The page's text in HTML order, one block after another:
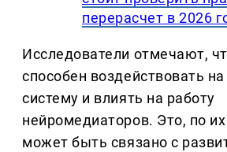
перерасчет в 2026
Исследователи отмечают,
способен воздействовать
систему и влиять на работу
нейромедиаторов. Это, по
может быть связано с